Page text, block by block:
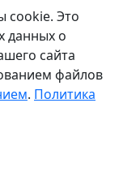
cookie. Это
данных о
сайта
файлов
. Политика